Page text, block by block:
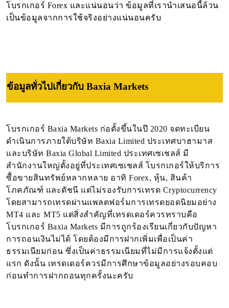
โบรกเกอร์ Forex และแน่นอนว่า ข้อมูลที่เรานำเสนอนี้ล้วน
เป็นข้อมูลจากการใช้จริงอย่างแน่นอนครับ
ข้อมูลทั่วไปเกี่ยวกับ Baxia Markets
โบรกเกอร์ Baxia Markets ก่อตั้งขึ้นในปี 2020 จดทะเบียน
ดำเนินการภายใต้บริษัท Baxia Limited ประเทศบาฮามาส
และบริษัท Baxia Global Limited ประเทศเซเชลส์ มี
สำนักงานใหญ่ตั้งอยู่ที่ประเทศเซเชลส์ โบรกเกอร์ให้บริการ
ซื้อขายสินทรัพย์หลากหลาย อาทิ Forex, หุ้น, สินค้า
โภคภัณฑ์ และดัชนี แต่ไม่รองรับการเทรด Cryptocurrency
โดยสามารถเทรดผ่านแพลตฟอร์มการเทรดยอดนิยมอย่าง
MT4 และ MT5 แต่สิ่งสำคัญที่เทรดเดอร์ควรทราบคือ
โบรกเกอร์ Baxia Markets มีการถูกร้องเรียนเกี่ยวกับปัญหา
การถอนเงินไม่ได้ โดยต้องมีการฝากเพิ่มเพื่อเป็นค่า
ธรรมเนียมก่อน ซึ่งเป็นค่าธรรมเนียมที่ไม่มีการแจ้งตั้งแต่
แรก ดังนั้น เทรดเดอร์ควรมีการศึกษาข้อมูลอย่างรอบคอบ
ก่อนทำการฝากถอนทุกครั้งนะครับ